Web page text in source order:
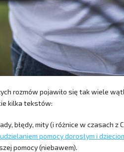
rozmów pojawiło się tak wiele
kilka tekstów:
błędy, mity (i różnice w czasach z
pomocy dorosłym i
pomocy (niebawem).